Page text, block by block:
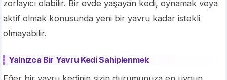
zorlayıcı olabilir. Bir evde yaşayan kedi, oynamak veya
aktif olmak konusunda yeni bir yavru kadar istekli
olmayabilir.
Yalnızca Bir Yavru Kedi Sahiplenmek